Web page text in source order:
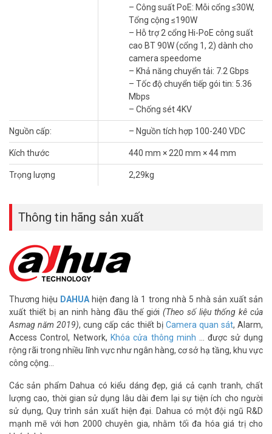
– Công suất PoE: Mỗi cổng ≤30W,
Tổng cộng ≤190W
– Hỗ trợ 2 cổng Hi-PoE công suất
cao BT 90W (cổng 1, 2) dành cho
camera speedome
– Khả năng chuyển tải: 7.2 Gbps
– Tốc độ chuyển tiếp gói tin: 5.36
Mbps
– Chống sét 4KV
Nguồn cấp: – Nguồn tích hợp 100-240 VDC
Kích thước 440 mm × 220 mm × 44 mm
Trọng lượng 2,29kg
Thông tin hãng sản xuất
Thương hiệu DAHUA hiện đang là 1 trong nhà 5 nhà sản xuất sản
xuất thiết bị an ninh hàng đầu thế giới (Theo số liệu thống kê của
Asmag năm 2019), cung cấp các thiết bị Camera quan sát, Alarm,
Access Control, Network, Khóa cửa thông minh … được sử dụng
rộng rãi trong nhiều lĩnh vực như ngân hàng, cơ sở hạ tầng, khu vực
công cộng…
Các sản phẩm Dahua có kiểu dáng đẹp, giá cả cạnh tranh, chất
lượng cao, thời gian sử dụng lâu dài đem lại sự tiện ích cho người
sử dụng, Quy trình sản xuất hiện đại. Dahua có một đội ngũ R&D
mạnh mẽ với hơn 2000 chuyên gia, nhằm tối đa hóa giá trị cho